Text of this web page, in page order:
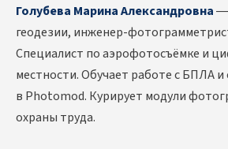
Голубева Марина Александровна—
геодезии, инженер-
Специалист по аэрофотосъёмке и
местности. Обучает работе с БПЛА
в Photomod. Курирует модули
охраны труда.